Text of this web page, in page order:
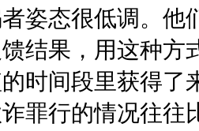
姿态很低调。他
结果，用这种方
时间段里获得
罪行的情况往往